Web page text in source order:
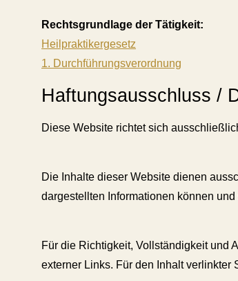
Rechtsgrundlage der Tätigkeit:
Heilpraktikergesetz
1. Durchführungsverordnung
Haftungsausschluss /
Diese Website richtet sich
Die Inhalte dieser Website dienen
dargestellten Informationen können
Für die Richtigkeit, Vollständigkeit und
externer Links. Für den Inhalt